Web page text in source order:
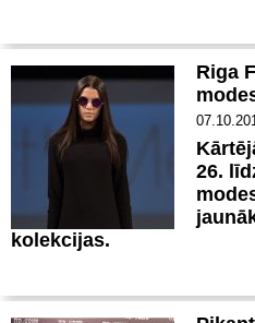
Riga
26.
kolekcijas.